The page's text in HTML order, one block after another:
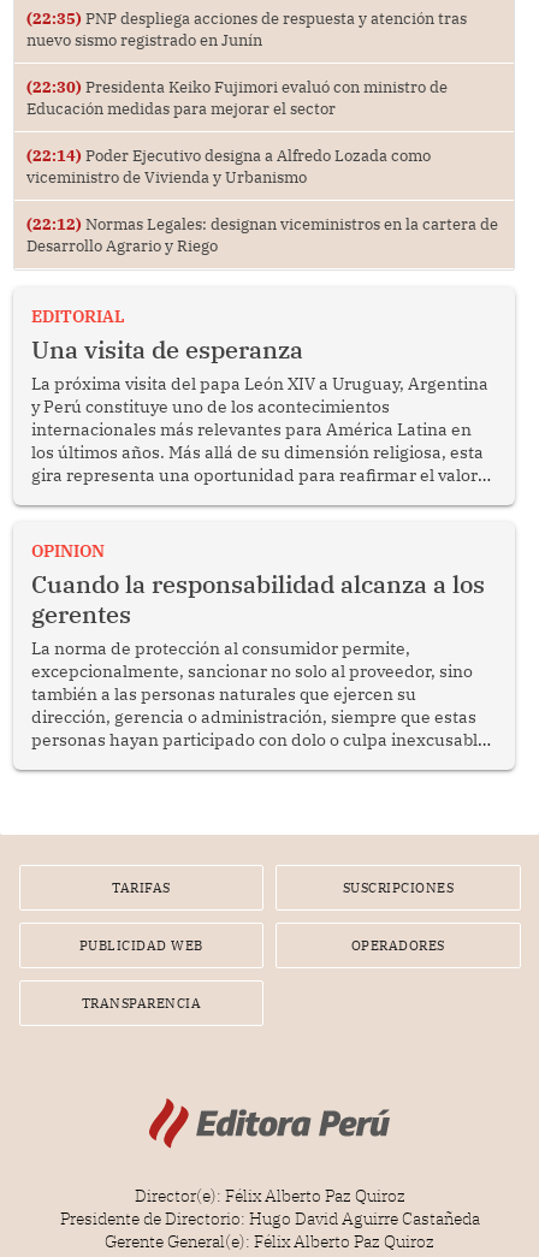
(22:35) PNP despliega acciones de respuesta y atención tras
nuevo sismo registrado en Junín
(22:30) Presidenta Keiko Fujimori evaluó con ministro de
Educación medidas para mejorar el sector
(22:14) Poder Ejecutivo designa a Alfredo Lozada como
viceministro de Vivienda y Urbanismo
(22:12) Normas Legales: designan viceministros en la cartera de
Desarrollo Agrario y Riego
EDITORIAL
Una visita de esperanza
La próxima visita del papa León XIV a Uruguay, Argentina
y Perú constituye uno de los acontecimientos
internacionales más relevantes para América Latina en
los últimos años. Más allá de su dimensión religiosa, esta
gira representa una oportunidad para reafirmar el valor
enfrenta desafíos en materia de desarrollo, cohesión
OPINION
Cuando la responsabilidad alcanza a los
gerentes
La norma de protección al consumidor permite,
excepcionalmente, sancionar no solo al proveedor, sino
también a las personas naturales que ejercen su
dirección, gerencia o administración, siempre que estas
personas hayan participado con dolo o culpa inexcusable
por la frustrada realización de un meet and greet con
TARIFAS SUSCRIPCIONES
PUBLICIDAD WEB OPERADORES
TRANSPARENCIA
Director(e): Félix Alberto Paz Quiroz
Presidente de Directorio: Hugo David Aguirre Castañeda
Gerente General(e): Félix Alberto Paz Quiroz